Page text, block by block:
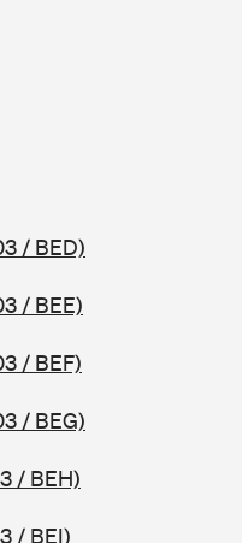
/ BED)
/ BEE)
/ BEF)
/ BEG)
/ BEH)
/ BEI)